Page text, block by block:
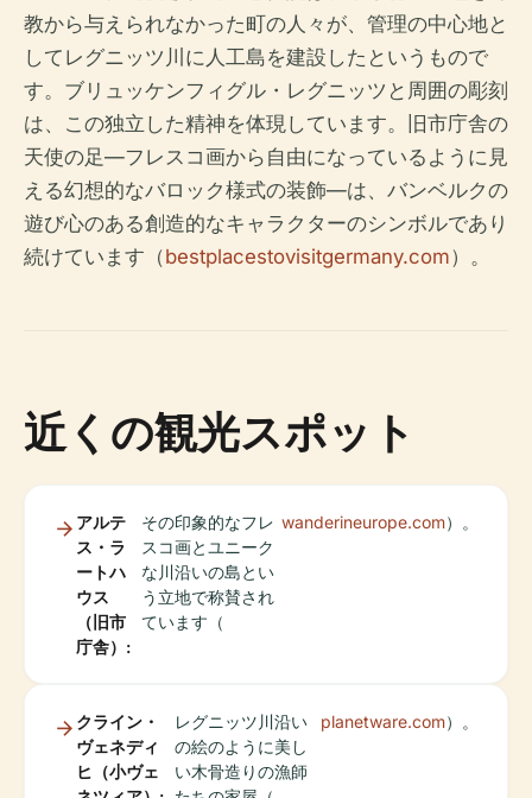
教から与えられなかった町の人々が、管理の中心地と
してレグニッツ川に人工島を建設したというもので
す。ブリュッケンフィグル・レグニッツと周囲の彫刻
は、この独立した精神を体現しています。旧市庁舎の
天使の足—フレスコ画から自由になっているように見
える幻想的なバロック様式の装飾—は、バンベルクの
遊び心のある創造的なキャラクターのシンボルであり
続けています（bestplacestovisitgermany.com）。
近くの観光スポット
アルテ
ス・ラ
ートハ
ウス
（旧市
庁舎）:
その印象的なフレ
スコ画とユニーク
な川沿いの島とい
う立地で称賛され
ています（
wanderineurope.com）。
クライン・
ヴェネディ
ヒ（小ヴェ
レグニッツ川沿い
の絵のように美し
い木骨造りの漁師
planetware.com）。